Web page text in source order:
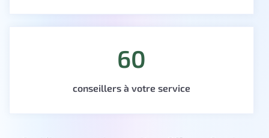
60
conseillers à votre service